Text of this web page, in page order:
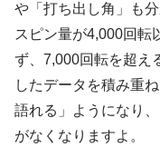
や「打ち出し角」も
スピン量が4,000回転
ず、7,000回転を超え
したデータを積み重
語れる」ようになり
がなくなりますよ。